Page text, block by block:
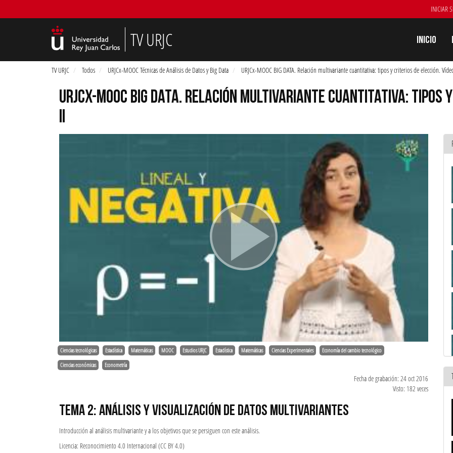
INICIAR
TV URJC Inicio
TV URJC Todos URJCx-MOOC Técnicas de Análisis de Datos y Big Data URJCx-MOOC BIG DATA. Relación multivariante cuantitativa: tipos y criterios de elección.
URJCX-MOOC BIG DATA. RELACIÓN MULTIVARIANTE CUANTITATIVA: TIPOS
II
Ciencias tecnológicas Estadística Matemáticas MOOC Estudios URJC Estadística Matemáticas Ciencias Experimentales Economía del cambio tecnológico
Ciencias económicas Econometría
Fecha de grabación: 24 oct 2016
Visto: 182 veces
TEMA 2: ANÁLISIS Y VISUALIZACIÓN DE DATOS MULTIVARIANTES
Introducción al análisis multivariante y a los objetivos que se persiguen con este análisis.
Licencia: Reconocimiento 4.0 Internacional (CC BY 4.0)